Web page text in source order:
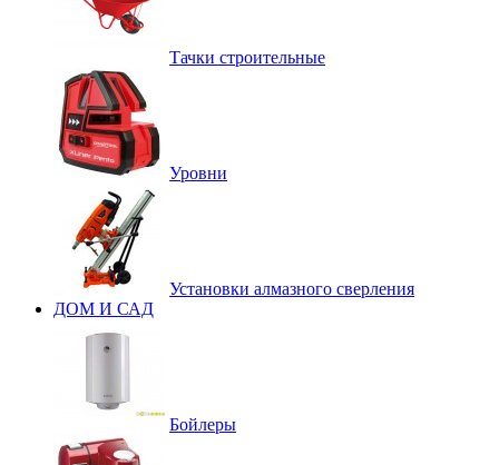
Тачки строительные
Уровни
Установки алмазного сверления
ДОМ И САД
Бойлеры